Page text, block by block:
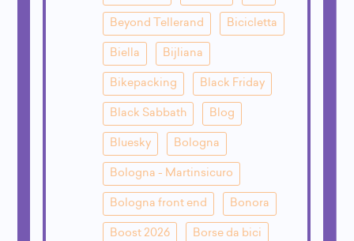
Beyond Tellerand Bicicletta
Biella Bijliana
Bikepacking Black Friday
Black Sabbath Blog
Bluesky Bologna
Bologna - Martinsicuro
Bologna front end Bonora
Boost 2026 Borse da bici